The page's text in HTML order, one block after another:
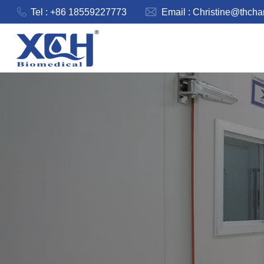
Tel : +86 18559227773 Email :